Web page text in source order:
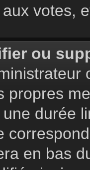
votes,
ou
propres
durée
en bas